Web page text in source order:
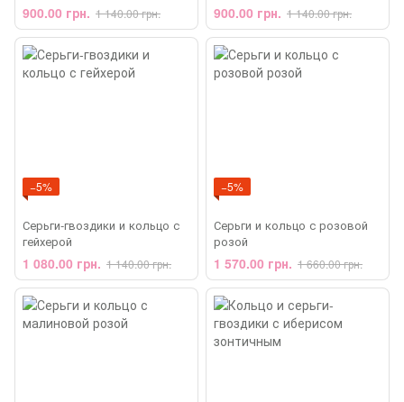
900.00 грн. 1 140.00 грн. 900.00 грн. 1 140.00 грн.
−5%
Серьги-гвоздики и кольцо с
гейхерой
1 080.00 грн. 1 140.00 грн.
−5%
Серьги и кольцо с розовой
розой
1 570.00 грн. 1 660.00 грн.